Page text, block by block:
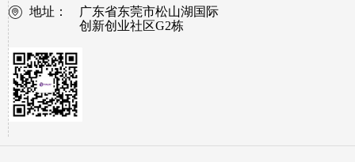
地址：
广东省东莞市松山湖国际
创新创业社区G2栋